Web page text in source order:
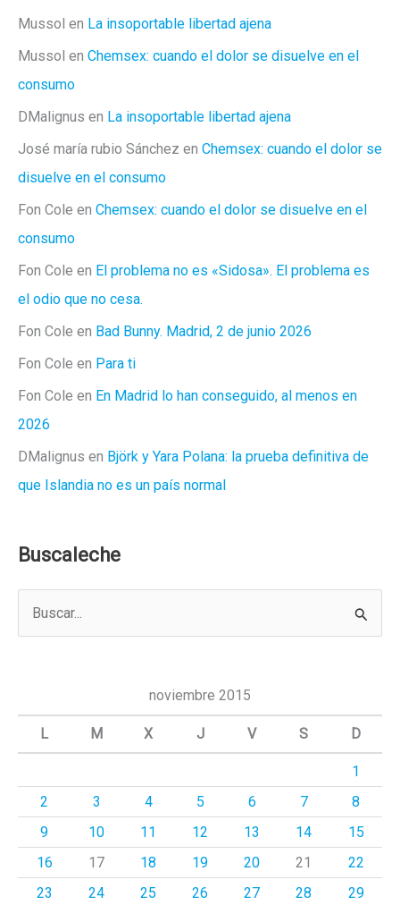
Mussol en La insoportable libertad ajena
Mussol en Chemsex: cuando el dolor se disuelve en el
consumo
DMalignus en La insoportable libertad ajena
José maría rubio Sánchez en Chemsex: cuando el dolor se
disuelve en el consumo
Fon Cole en Chemsex: cuando el dolor se disuelve en el
consumo
Fon Cole en El problema no es «Sidosa». El problema es
el odio que no cesa.
Fon Cole en Bad Bunny. Madrid, 2 de junio 2026
Fon Cole en Para ti
Fon Cole en En Madrid lo han conseguido, al menos en
2026
DMalignus en Björk y Yara Polana: la prueba definitiva de
que Islandia no es un país normal
Buscaleche
a
noviembre 2015
L M X J V S D
1
2
3 4 5 6 7
8
9
10 11 12 13 14
15
16
17 18 19 20 21
22
23
24 25 26 27 28 29